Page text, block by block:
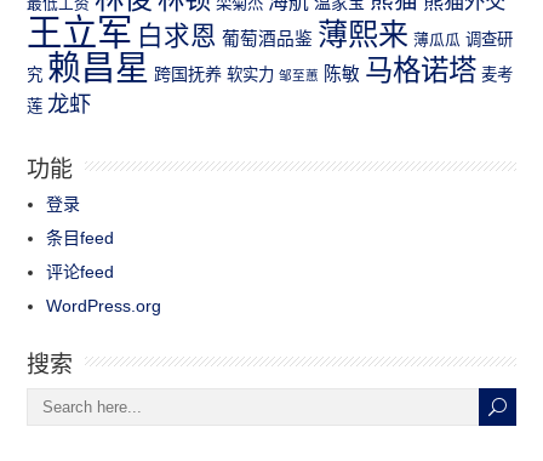
王立军 白求恩 葡萄酒品鉴 薄熙来 薄瓜瓜 调查研
究 赖昌星 跨国抚养 软实力 邹至蕙 陈敏 马格诺塔 麦考
莲 龙虾
功能
登录
条目feed
评论feed
WordPress.org
搜索